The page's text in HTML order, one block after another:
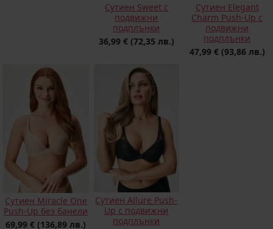
Сутиен Sweet с
подвижни
подплънки
36,99 € (72,35 лв.)
Сутиен Elegant
Charm Push-Up с
подвижни
подплънки
47,99 € (93,86 лв.)
Сутиен Miracle One
Push-Up без банели
69,99 € (136,89 лв.)
Сутиен Allure Push-
Up с подвижни
подплънки